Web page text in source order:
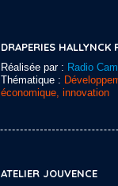
DRAPERIES HALLYNCK
Réalisée par : Radio
Thématique :
économique, innovation
ATELIER JOUVENCE